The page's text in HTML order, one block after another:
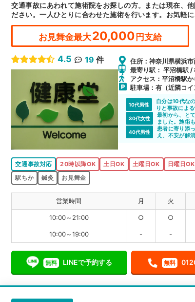
交通事故にあわれて施術院をお探しの方。または現在、
ださい。一人ひとりに合わせた施術を行います。お気軽に
お見舞金最大20,000円支給
4.5 19 件
住所：神奈川県横浜
最寄り駅： 平沼橋駅 /
アクセス：平沼橋駅
駐車場：有（近隣コイ
10代男性
自分は10代な
りと事故によ
所を適格に治
30代女性
最初から、と
ました。施術
気さくで話し
40代男性
患者に寄り添
え、不安が解
交通事故対応 20時以降OK 土日OK 土曜日OK 日曜日OK
駅ちか
鍼灸 お見舞金
営業時間 月 火
10:00～21:00 ○ ○
10:00～19:00 - -
無料 LINEで予約する 無料